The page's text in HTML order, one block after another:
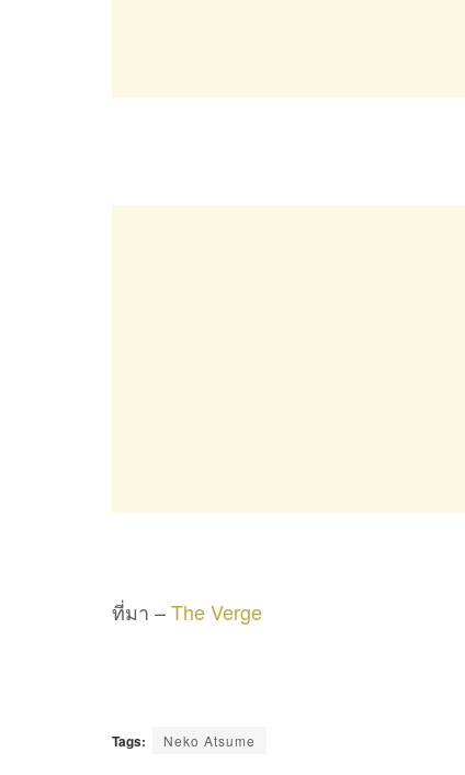
ที่มา –The Verge
Tags: Neko Atsume